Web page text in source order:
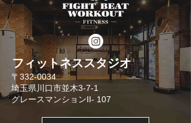
​フィットネススタジオ
​〒332-0034
埼玉県川口市並木3-7-1
​グレースマンションII- 107